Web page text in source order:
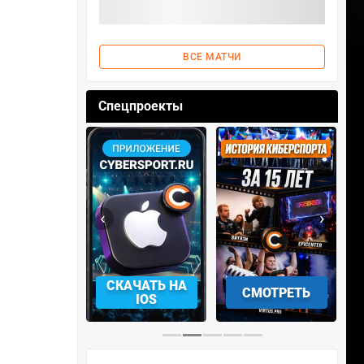
ВСЕ МАТЧИ
Спецпроекты
СКАЧАТЬ НА
IOS
СМОТРЕТЬ
‹ ›